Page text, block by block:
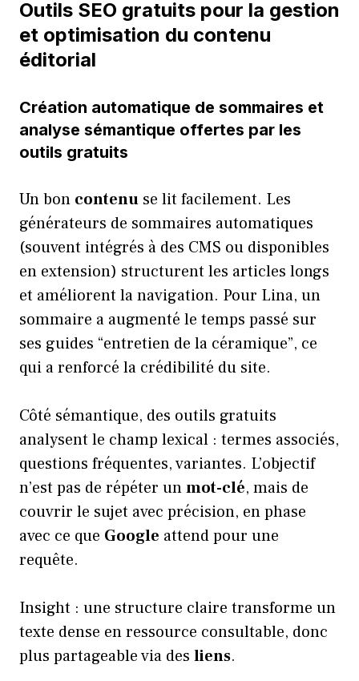
Outils SEO gratuits pour la gestion
et optimisation du contenu
éditorial
Création automatique de sommaires et
analyse sémantique offertes par les
outils gratuits
Un bon contenu se lit facilement. Les
générateurs de sommaires automatiques
(souvent intégrés à des CMS ou disponibles
en extension) structurent les articles longs
et améliorent la navigation. Pour Lina, un
sommaire a augmenté le temps passé sur
ses guides “entretien de la céramique”, ce
qui a renforcé la crédibilité du site.
Côté sémantique, des outils gratuits
analysent le champ lexical : termes associés,
questions fréquentes, variantes. L’objectif
n’est pas de répéter unmot-clé, mais de
couvrir le sujet avec précision, en phase
avec ce que Google attend pour une
requête.
Insight : une structure claire transforme un
texte dense en ressource consultable, donc
plus partageable via des liens.